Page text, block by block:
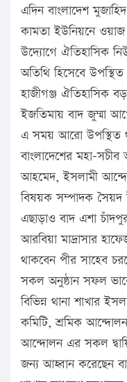
এদিন বাংলাদেশ
কামতা ইউনিয়নে
উদ্যোগে ঐতিহাসিক
অতিথি হিসেবে
হাজীগঞ্জ ঐতিহাসিক
ইজতিমায় বাদ জুম্মা
এ সময় আরো উপস্থিত
বাংলাদেশের মহা-
আহমেদ, ইসলামী
বিষয়ক সম্পাদক সৈয়দ
এছাড়াও বাদ এশা
আরবিয়া মাদ্রাসার
থাকবেন পীর সাহেব
সকল অনুষ্ঠান সফল
বিভিন্ন থানা শাখার
কমিটি, শ্রমিক
আন্দোলন এর সকল
জন্য আহ্বান করেছেন